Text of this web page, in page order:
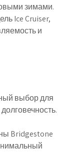
зимами.
Ice Cruiser,
и
выбор для
Bridgestone